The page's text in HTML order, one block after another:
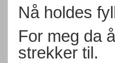
Nå holdes
For meg da
strekker til.